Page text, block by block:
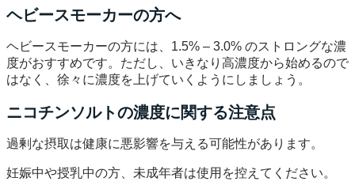
ヘビースモーカーの方へ
ヘビースモーカーの方には、1.5% – 3.0% のストロングな濃
度がおすすめです。ただし、いきなり高濃度から始めるので
はなく、徐々に濃度を上げていくようにしましょう。
ニコチンソルトの濃度に関する注意点
過剰な摂取は健康に悪影響を与える可能性があります。
妊娠中や授乳中の方、未成年者は使用を控えてください。